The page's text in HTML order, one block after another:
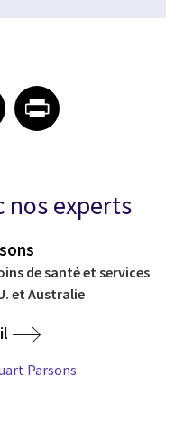
on Email
EmailShare article on Print
nos experts
de santé et services
et Australie
Parsons